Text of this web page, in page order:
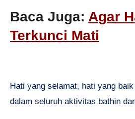
Baca Juga: Agar
Terkunci Mati
Hati yang selamat, hati yang
dalam seluruh aktivitas bathin